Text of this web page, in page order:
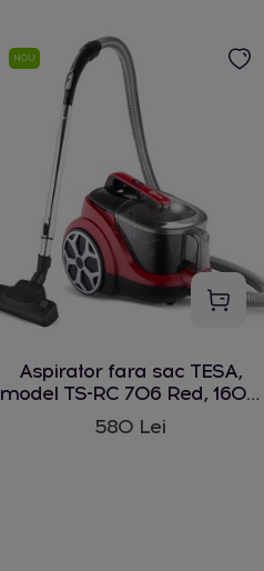
NOU
Aspirator fara sac TESA,
model TS-RC 706 Red, 1600
W
580 Lei